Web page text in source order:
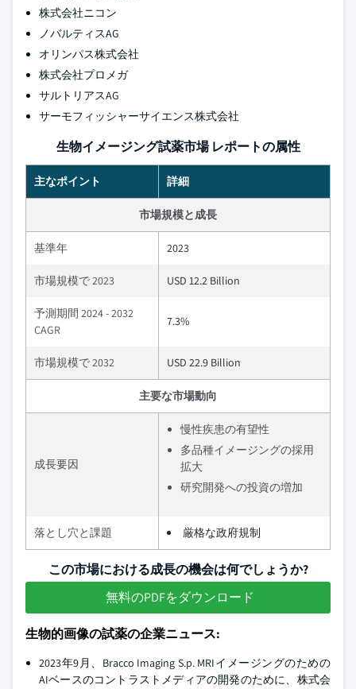
株式会社ニコン
ノバルティスAG
オリンパス株式会社
株式会社プロメガ
サルトリアスAG
サーモフィッシャーサイエンス株式会社
生物イメージング試薬市場 レポートの属性
主なポイント 詳細
市場規模と成長
基準年 2023
市場規模で 2023 USD 12.2 Billion
予測期間 2024 - 2032
CAGR
7.3%
市場規模で 2032 USD 22.9 Billion
主要な市場動向
成長要因
慢性疾患の有望性
多品種イメージングの採用
拡大
研究開発への投資の増加
落とし穴と課題 厳格な政府規制
この市場における成長の機会は何でしょうか?
無料のPDFをダウンロード
生物的画像の試薬の企業ニュース:
2023年9月、Bracco Imaging S.p. MRIイメージングのための
AIベースのコントラストメディアの開発のために、株式会